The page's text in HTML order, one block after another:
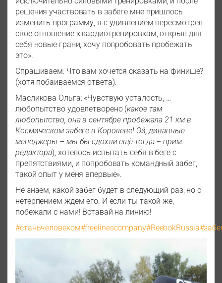
решения участвовать в забеге мне пришлось
изменить программу, я с удивлением пересмотрел
свое отношение к кардиотренировкам, открыл для
себя новые грани, хочу попробовать пробежать
это».
Спрашиваем: Что вам хочется сказать на финише?
(хотя побаиваемся ответа).
Масликова Ольга: «Чувствую усталость, …
любопытство удовлетворено (какое там
любопытство, она в сентябре пробежала 21 км в
Космическом забеге в Королеве! Эй, диванные
менеджеры – мы бы сдохли ещё тогда – прим.
редактора), хотелось испытать себя в беге с
препятствиями, и попробовать командный забег,
такой опыт у меня впервые».
Не знаем, какой забег будет в следующий раз, но с
нетерпением ждем его. И если ты такой же,
побежали с нами! Вставай на линию!
#станьчеловеком#freelinescompany#ReebokRussia